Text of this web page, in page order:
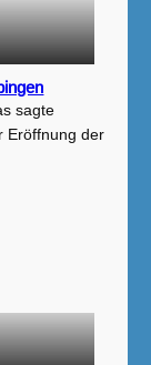
sagte
Eröffnung der